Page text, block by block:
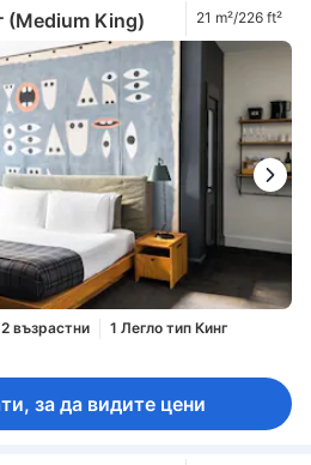
(Medium King) 21 m²/226 ft²
възрастни
1 Легло тип Кинг
за да видите цени